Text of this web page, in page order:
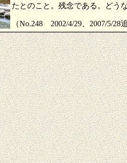
たとのこと。残念である。どう
（No.248 2002/4/29、2007/5/28